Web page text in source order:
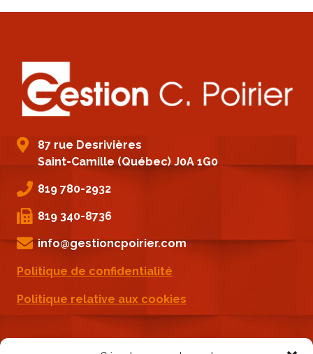
87 rue Desrivières
Saint-Camille (Québec) J0A 1G0
819 780-2932
819 340-8736
info@gestioncpoirier.com
Politique de confidentialité
Politique relative aux cookies